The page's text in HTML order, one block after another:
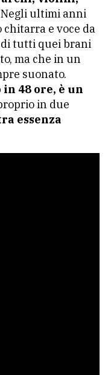
Negli ultimi anni
e voce da
di tutti quei brani
ma che in un
suonato.
48 ore, è un
in due
essenza